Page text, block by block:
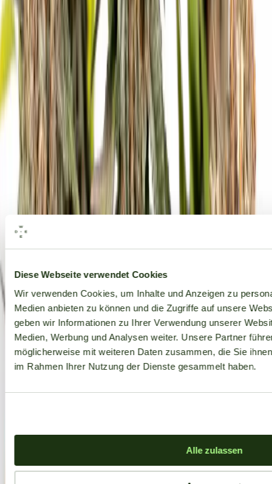
Diese Webseite verwendet Cookies
Wir verwenden Cookies, um Inhalte und Anzeigen zu
Medien anbieten zu können und die Zugriffe auf unsere
geben wir Informationen zu Ihrer Verwendung unserer
Medien, Werbung und Analysen weiter. Unsere Partner
möglicherweise mit weiteren Daten zusammen, die Sie
im Rahmen Ihrer Nutzung der Dienste gesammelt haben.
Alle zulassen